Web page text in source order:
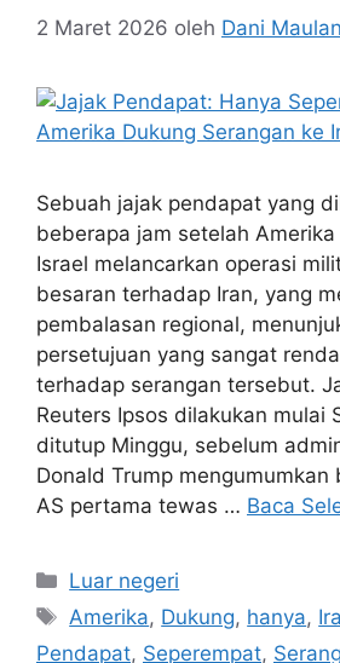
2 Maret 2026 oleh Dani
Sebuah jajak pendapat yang
beberapa jam setelah
Israel melancarkan operasi
besaran terhadap Iran, yang
pembalasan regional,
persetujuan yang sangat
terhadap serangan tersebut.
Reuters Ipsos dilakukan mulai
ditutup Minggu, sebelum
Donald Trump mengumumkan
AS pertama tewas … Baca
Kategori
Luar negeri
Tag
Amerika, Dukung, hanya,
Pendapat, Seperempat,